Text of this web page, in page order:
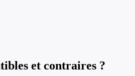
et contraires ?